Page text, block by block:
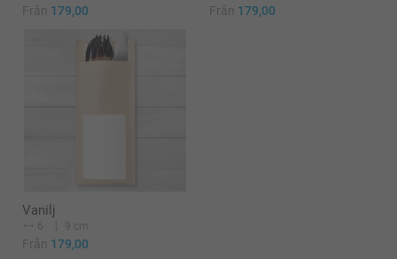
Från 179,00 Från 179,00
Vanilj
6 9 cm
Från 179,00